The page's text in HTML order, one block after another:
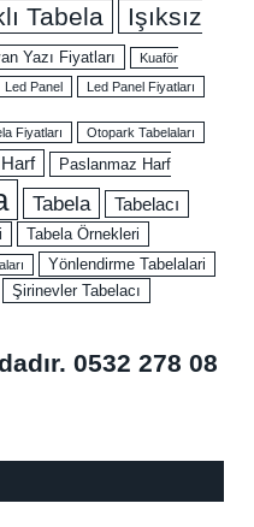
Tabela
Işıksız
Yazı Fiyatları
Kuaför
Led Panel Led Panel Fiyatları
Fiyatları Otopark Tabelaları
Paslanmaz Harf
Tabela Tabelacı
Tabela Örnekleri
Yönlendirme Tabelalari
Şirinevler Tabelacı
0532 278 08